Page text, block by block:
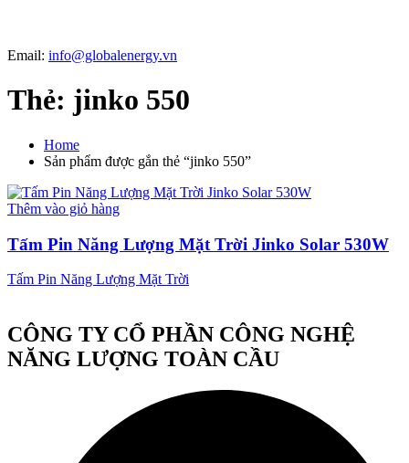
Email: info@globalenergy.vn
Thẻ: jinko 550
Home
Sản phẩm được gắn thẻ “jinko 550”
Thêm vào giỏ hàng
Tấm Pin Năng Lượng Mặt Trời Jinko Solar 530W
Tấm Pin Năng Lượng Mặt Trời
CÔNG TY CỔ PHẦN CÔNG NGHỆ
NĂNG LƯỢNG TOÀN CẦU